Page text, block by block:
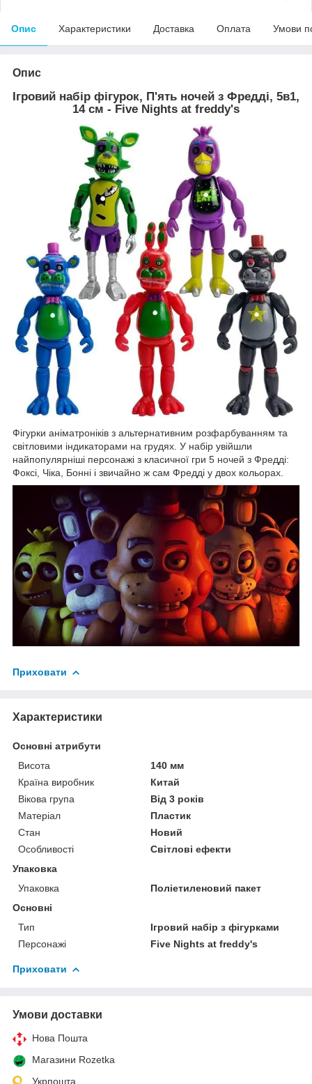
Опис Характеристики Доставка Оплата Умови
Опис
Ігровий набір фігурок, П'ять ночей з Фредді, 5в1,
14 см - Five Nights at freddy's
Фігурки аніматроніків з альтернативним розфарбуванням та
світловими індикаторами на грудях. У набір увійшли
найпопулярніші персонажі з класичної гри 5 ночей з Фредді:
Фоксі, Чіка, Бонні і звичайно ж сам Фредді у двох кольорах.
Приховати
Характеристики
Основні атрибути
Висота
140 мм
Країна виробник
Китай
Вікова група
Від 3 років
Матеріал
Пластик
Стан
Новий
Особливості
Світлові ефекти
Упаковка
Упаковка
Поліетиленовий пакет
Основні
Тип
Ігровий набір з фігурками
Персонажі
Five Nights at freddy's
Приховати
Умови доставки
Нова Пошта
Магазини Rozetka
Укрпошта